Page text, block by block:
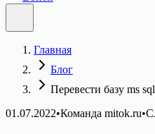
Главная
Блог
Перевести базу ms
01.07.2022•Команда mitok.ru•